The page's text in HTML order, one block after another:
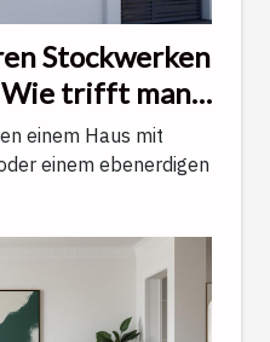
Stockwerken
Wie trifft man
einem Haus mit
einem ebenerdigen